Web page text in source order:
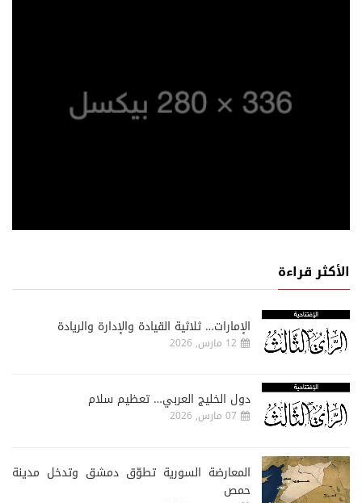
الأكثر قراءة
الإمارات… ثلاثية القيادة والإدارة والريادة
12 مارس, 2026
دول الخليج العربي… تعظيم سلام
07 مارس, 2026
المعارضة السورية تطوّق دمشق وتدخل مدينة
حمص